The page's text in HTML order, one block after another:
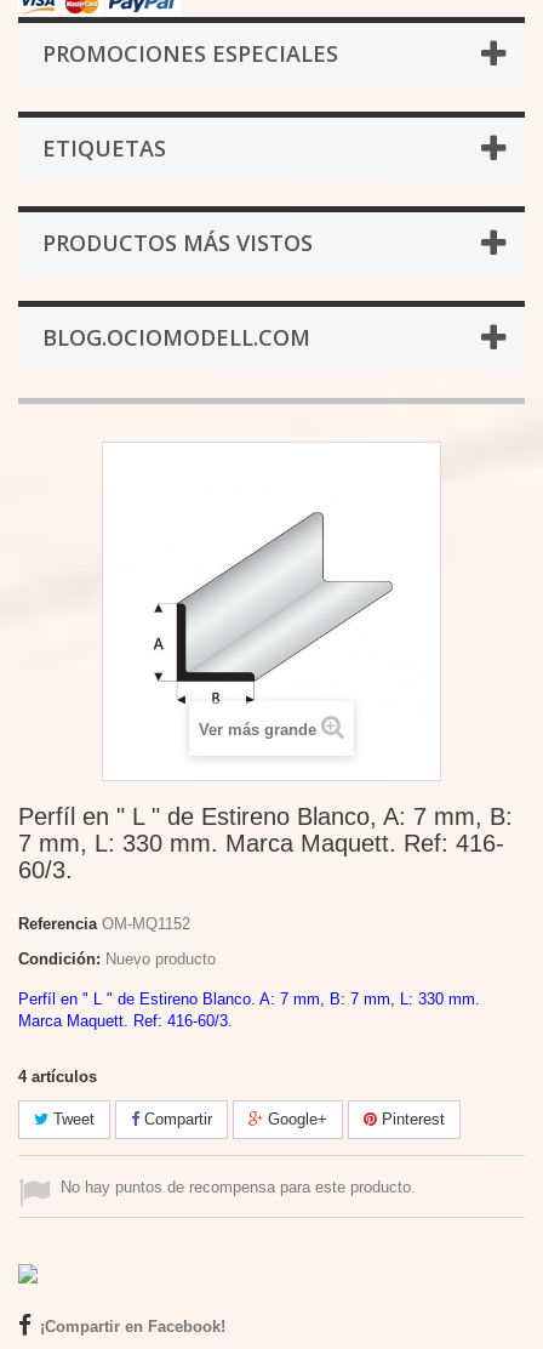
PROMOCIONES ESPECIALES
ETIQUETAS
PRODUCTOS MÁS VISTOS
BLOG.OCIOMODELL.COM
Ver más grande
Perfíl en " L " de Estireno Blanco, A: 7 mm, B:
7 mm, L: 330 mm. Marca Maquett. Ref: 416-
60/3.
Referencia OM-MQ1152
Condición: Nuevo producto
Perfíl en " L " de Estireno Blanco. A: 7 mm, B: 7 mm, L: 330 mm.
Marca Maquett. Ref: 416-60/3.
4 artículos
Tweet Compartir Google+ Pinterest
No hay puntos de recompensa para este producto.
¡Compartir en Facebook!